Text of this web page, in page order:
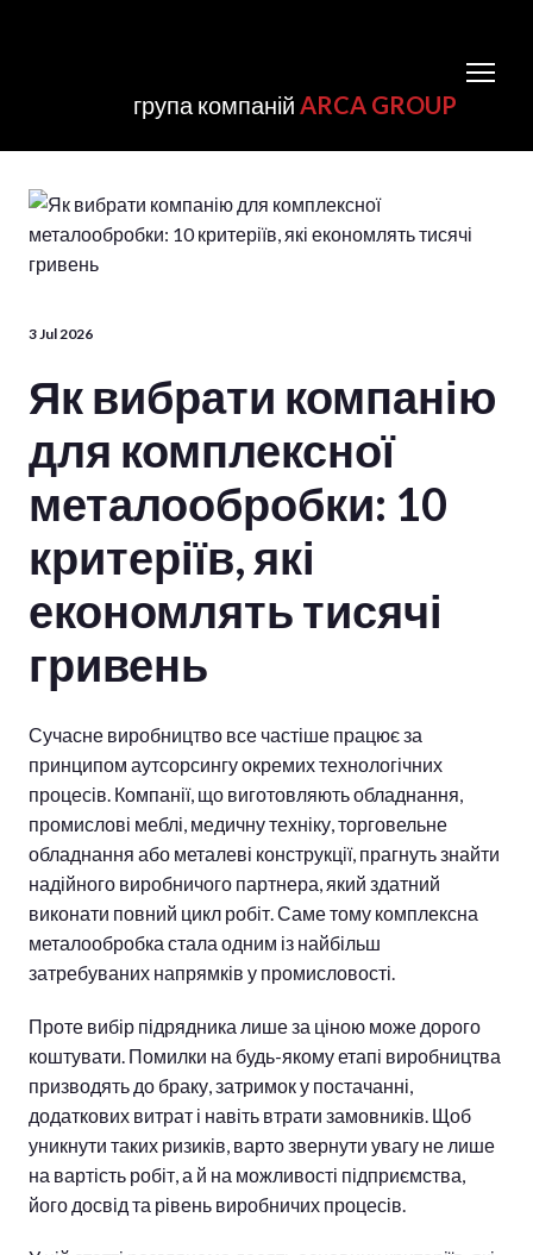
група компаній ARCA GROUP
3 Jul 2026
Як вибрати компанію
для комплексної
металообробки: 10
критеріїв, які
економлять тисячі
гривень
Сучасне виробництво все частіше працює за
принципом аутсорсингу окремих технологічних
процесів. Компанії, що виготовляють обладнання,
промислові меблі, медичну техніку, торговельне
обладнання або металеві конструкції, прагнуть знайти
надійного виробничого партнера, який здатний
виконати повний цикл робіт. Саме тому комплексна
металообробка стала одним із найбільш
затребуваних напрямків у промисловості.
Проте вибір підрядника лише за ціною може дорого
коштувати. Помилки на будь-якому етапі виробництва
призводять до браку, затримок у постачанні,
додаткових витрат і навіть втрати замовників. Щоб
уникнути таких ризиків, варто звернути увагу не лише
на вартість робіт, а й на можливості підприємства,
його досвід та рівень виробничих процесів.